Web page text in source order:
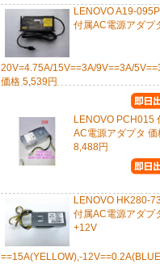
LENOVO A19-
付属AC電源アダプ
20V=4.75A/15V==3A/9V==3A/
価格 5,539円
LENOVO PCH015
AC電源アダプタ 価
8,488円
LENOVO HK280-
付属AC電源アダプ
+12V
==15A(YELLOW),-